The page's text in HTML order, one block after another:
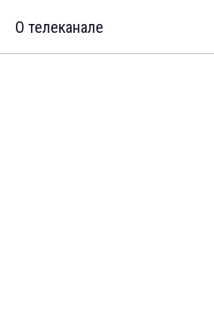
О телеканале